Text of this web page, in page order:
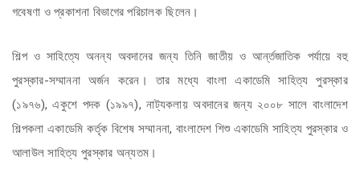
গবেষণা ও প্রকাশনা বিভাগের পরিচালক ছিলেন।
শিল্প ও সাহিত্যে অনন্য অবদানের জন্য তিনি জাতীয় ও আর্ন্তজাতিক পর্যায়ে বহু
পুরস্কার-সম্মাননা অর্জন করেন। তার মধ্যে বাংলা একাডেমি সাহিত্য পুরস্কার
(১৯৭৬), একুশে পদক (১৯৯৭), নাট্যকলায় অবদানের জন্য ২০০৮ সালে বাংলাদেশ
শিল্পকলা একাডেমি কর্তৃক বিশেষ সম্মাননা, বাংলাদেশ শিশু একাডেমি সাহিত্য পুরস্কার ও
আলাউল সাহিত্য পুরস্কার অন্যতম।